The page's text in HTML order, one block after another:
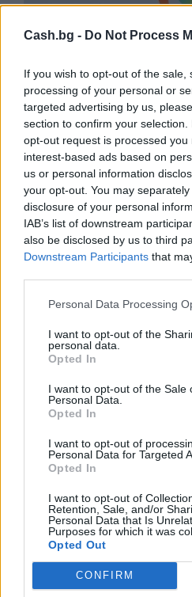
Cash.bg - Do Not Process
If you wish to opt-out of the
processing of your personal or
targeted advertising by us,
section to confirm your
opt-out request is processed you
interest-based ads based on
us or personal information
your opt-out. You may
disclosure of your personal
IAB’s list of downstream
also be disclosed by us to third
Downstream Participants that
Personal Data Processing
I want to opt-out of the
personal data.
Opted In
I want to opt-out of the Sale
Personal Data.
Opted In
I want to opt-out of
Personal Data for Targeted
Opted In
I want to opt-out of
Retention, Sale, and/or
Personal Data that Is
Purposes for which it was
Opted Out
CONFIRM
Природен газ от
Европа през 2028
09.08.2026 / 17:30
Белият дом спира
възобновяема
07.08.2026 / 18:00